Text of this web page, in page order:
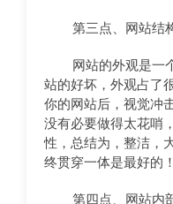
第三点、网站结
网站的外观是一
站的好坏，外观占了
你的网站后，视觉冲
没有必要做得太花哨
性，总结为，整洁，
终贯穿一体是最好的！
第四点、网站内